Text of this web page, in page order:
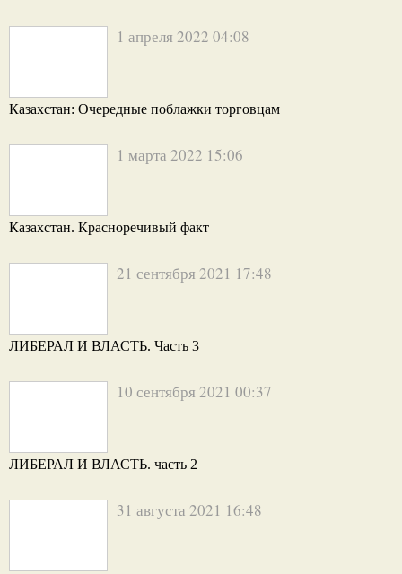
1 апреля 2022 04:08
Казахстан: Очередные поблажки торговцам
1 марта 2022 15:06
Казахстан. Красноречивый факт
21 сентября 2021 17:48
ЛИБЕРАЛ И ВЛАСТЬ. Часть 3
10 сентября 2021 00:37
ЛИБЕРАЛ И ВЛАСТЬ. часть 2
31 августа 2021 16:48